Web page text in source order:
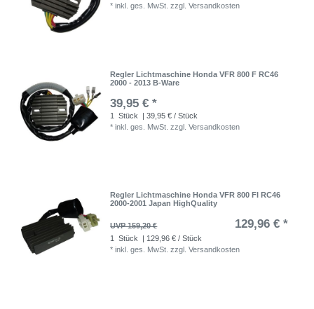
*inkl. ges. MwSt. zzgl.Versandkosten
Regler Lichtmaschine Honda VFR 800 F RC46
2000 - 2013 B-Ware
39,95 € *
1 Stück
| 39,95 € / Stück
*inkl. ges. MwSt. zzgl.Versandkosten
Regler Lichtmaschine Honda VFR 800 FI RC46
2000-2001 Japan HighQuality
UVP 159,20 € 129,96 € *
1 Stück
| 129,96 € / Stück
*inkl. ges. MwSt. zzgl.Versandkosten